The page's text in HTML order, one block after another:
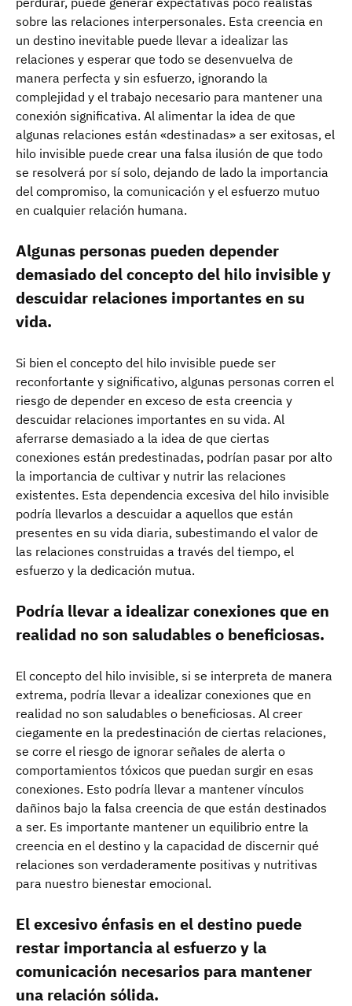
sobre las relaciones interpersonales. Esta creencia en
un destino inevitable puede llevar a idealizar las
relaciones y esperar que todo se desenvuelva de
manera perfecta y sin esfuerzo, ignorando la
complejidad y el trabajo necesario para mantener una
conexión significativa. Al alimentar la idea de que
algunas relaciones están «destinadas» a ser exitosas, el
hilo invisible puede crear una falsa ilusión de que todo
se resolverá por sí solo, dejando de lado la importancia
del compromiso, la comunicación y el esfuerzo mutuo
en cualquier relación humana.
Algunas personas pueden depender
demasiado del concepto del hilo invisible y
descuidar relaciones importantes en su
vida.
Si bien el concepto del hilo invisible puede ser
reconfortante y significativo, algunas personas corren el
riesgo de depender en exceso de esta creencia y
descuidar relaciones importantes en su vida. Al
aferrarse demasiado a la idea de que ciertas
conexiones están predestinadas, podrían pasar por alto
la importancia de cultivar y nutrir las relaciones
existentes. Esta dependencia excesiva del hilo invisible
podría llevarlos a descuidar a aquellos que están
presentes en su vida diaria, subestimando el valor de
las relaciones construidas a través del tiempo, el
esfuerzo y la dedicación mutua.
Podría llevar a idealizar conexiones que en
realidad no son saludables o beneficiosas.
El concepto del hilo invisible, si se interpreta de manera
extrema, podría llevar a idealizar conexiones que en
realidad no son saludables o beneficiosas. Al creer
ciegamente en la predestinación de ciertas relaciones,
se corre el riesgo de ignorar señales de alerta o
comportamientos tóxicos que puedan surgir en esas
conexiones. Esto podría llevar a mantener vínculos
dañinos bajo la falsa creencia de que están destinados
a ser. Es importante mantener un equilibrio entre la
creencia en el destino y la capacidad de discernir qué
relaciones son verdaderamente positivas y nutritivas
para nuestro bienestar emocional.
El excesivo énfasis en el destino puede
restar importancia al esfuerzo y la
comunicación necesarios para mantener
una relación sólida.